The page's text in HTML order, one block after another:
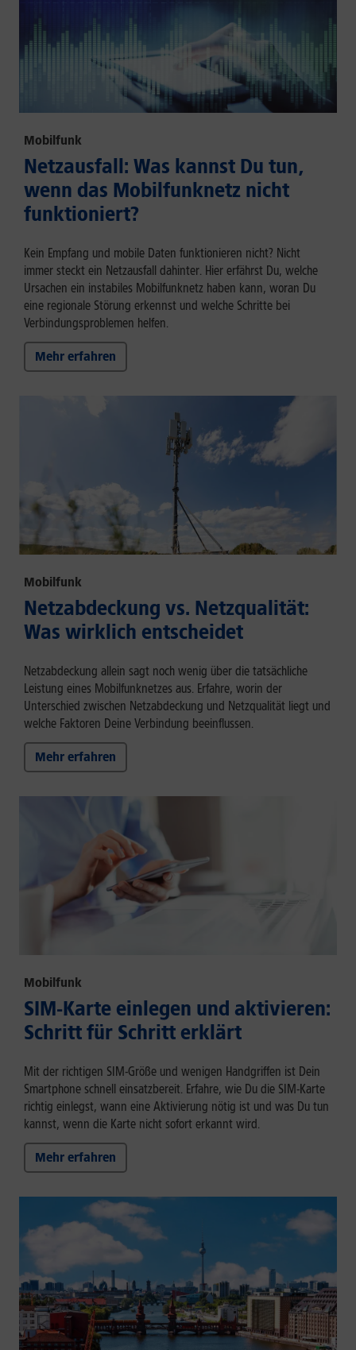
Mobilfunk
Netzausfall: Was kannst Du tun,
wenn das Mobilfunknetz nicht
funktioniert?
Kein Empfang und mobile Daten funktionieren nicht? Nicht
immer steckt ein Netzausfall dahinter. Hier erfährst Du, welche
Ursachen ein instabiles Mobilfunknetz haben kann, woran Du
eine regionale Störung erkennst und welche Schritte bei
Verbindungsproblemen helfen.
Mehr erfahren
Mobilfunk
Netzabdeckung vs. Netzqualität:
Was wirklich entscheidet
Netzabdeckung allein sagt noch wenig über die tatsächliche
Leistung eines Mobilfunknetzes aus. Erfahre, worin der
Unterschied zwischen Netzabdeckung und Netzqualität liegt und
welche Faktoren Deine Verbindung beeinflussen.
Mehr erfahren
Mobilfunk
SIM-Karte einlegen und aktivieren:
Schritt für Schritt erklärt
Mit der richtigen SIM-Größe und wenigen Handgriffen ist Dein
Smartphone schnell einsatzbereit. Erfahre, wie Du die SIM-Karte
richtig einlegst, wann eine Aktivierung nötig ist und was Du tun
kannst, wenn die Karte nicht sofort erkannt wird.
Mehr erfahren